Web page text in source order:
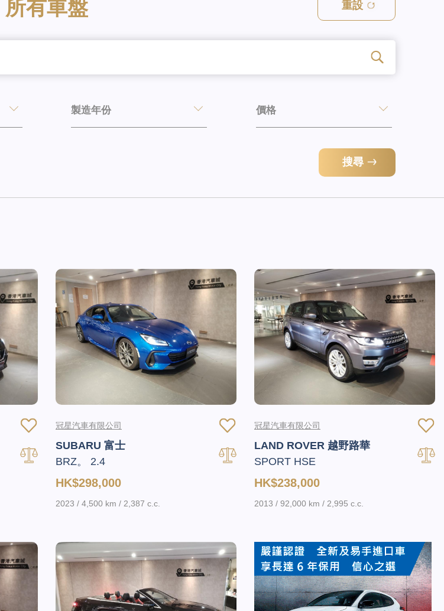
所有車盤 重設
製造年份 價格
搜尋
冠星汽車有限公司
SUBARU 富士
BRZ。 2.4
HK$298,000
2023 / 4,500 km / 2,387 c.c.
冠星汽車有限公司
LAND ROVER 越野路華
SPORT HSE
HK$238,000
2013 / 92,000 km / 2,995 c.c.